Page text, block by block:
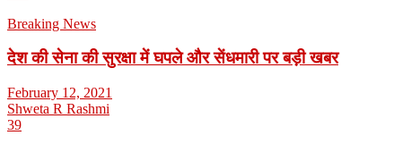
Breaking News
देश की सेना की सुरक्षा में घपले और सेंधमारी पर बड़ी खबर
February 12, 2021
Shweta R Rashmi
39